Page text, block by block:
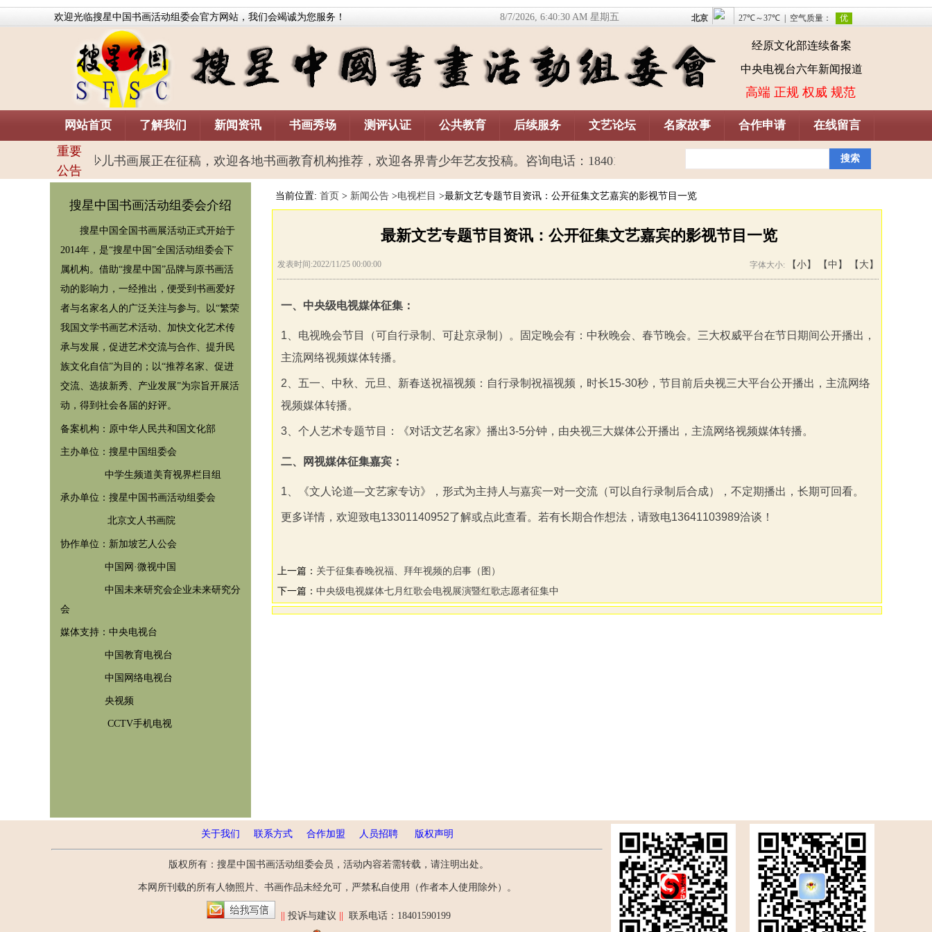
网站首页 了解我们 新闻资讯 书画秀场 测评认证 公共教育 后续服务 文艺论坛 名家故事 合作申请 在线留言
重要
公告
）搜星中国青少儿书画展正在征稿，欢迎各地书画教育机构推荐，欢迎各界青少年艺友投稿。咨询电话：18401590199（微信同号） 中央级电视媒体品质栏目《对
8/7/2026, 6:40:31 AM 星期五
欢迎光临搜星中国书画活动组委会官方网站，我们会竭诚为您服务！
经原文化部连续备案
中央电视台六年新闻报道
高端 正规 权威 规范
搜星中国书画活动组委会介绍
搜星中国全国书画展活动正式开始于
2014年，是“搜星中国”全国活动组委会下
属机构。借助“搜星中国”品牌与原书画活
动的影响力，一经推出，便受到书画爱好
者与名家名人的广泛关注与参与。以“繁荣
我国文学书画艺术活动、加快文化艺术传
承与发展，促进艺术交流与合作、提升民
族文化自信”为目的；以“推荐名家、促进
交流、选拔新秀、产业发展”为宗旨开展活
动，得到社会各届的好评。
备案机构：原中华人民共和国文化部
主办单位：搜星中国组委会
中学生频道美育视界栏目组
承办单位：搜星中国书画活动组委会
北京文人书画院
协作单位： 新加坡艺人公会
中国网·微视中国
中国未来研究会企业未来研究分
会
媒体支持：中央电视台
中国教育电视台
中国网络电视台
央视频
CCTV手机电视
当前位置: 首页 > 新闻公告 >电视栏目 >最新文艺专题节目资讯：公开征集文艺嘉宾的影视节目一览
最新文艺专题节目资讯：公开征集文艺嘉宾的影视节目一览
发表时间:2022/11/25 00:00:00 字体大小: 【小】 【中】 【大】
一、中央级电视媒体征集：
1 、电视晚会节目（可自行录制、可赴京录制）。固定晚会有：中秋晚会、春节晚会。三大权威平台在节日期间公开播出，
主流网络视频媒体转播。
2 、五一、中秋、元旦、新春送祝福视频：自行录制祝福视频，时长15-30秒，节目前后央视三大平台公开播出，主流网络
视频媒体转播。
3 、个人艺术专题节目：《对话文艺名家》播出3-5分钟，由央视三大媒体公开播出，主流网络视频媒体转播。
二、网视媒体征集嘉宾：
1、 《文人论道—文艺家专访》，形式为主持人与嘉宾一对一交流（可以自行录制后合成），不定期播出，长期可回看。
更多详情，欢迎致电13301140952了解或点此查看。若有长期合作想法，请致电13641103989洽谈！
上一篇： 关于征集春晚祝福、拜年视频的启事（图）
下一篇： 中央级电视媒体七月红歌会电视展演暨红歌志愿者征集中
关于我们 联系方式 合作加盟 人员招聘 版权声明
版权所有：搜星中国书画活动组委会员，活动内容若需转载，请注明出处。
本网所刊载的所有人物照片、书画作品未经允可，严禁私自使用（作者本人使用除外）。
投诉与建议 联系电话：18401590199